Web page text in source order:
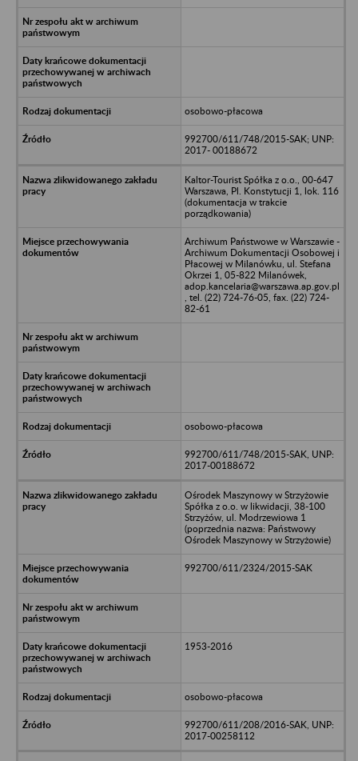
osobowo-płacowa
992700/611/748/2015-SAK; UNP:
2017- 00188672
Kaltor-Tourist Spółka z o.o., 00-647
Warszawa, Pl. Konstytucji 1, lok. 116
(dokumentacja w trakcie
porządkowania)
Archiwum Państwowe w Warszawie -
Archiwum Dokumentacji Osobowej i
Płacowej w Milanówku, ul. Stefana
Okrzei 1, 05-822 Milanówek,
adop.kancelaria@warszawa.ap.gov.pl
, tel. (22) 724-76-05, fax. (22) 724-
82-61
osobowo-płacowa
992700/611/748/2015-SAK, UNP:
2017-00188672
Ośrodek Maszynowy w Strzyżowie
Spółka z o.o. w likwidacji, 38-100
Strzyżów, ul. Modrzewiowa 1
(poprzednia nazwa: Państwowy
Ośrodek Maszynowy w Strzyżowie)
992700/611/2324/2015-SAK
1953-2016
osobowo-płacowa
992700/611/208/2016-SAK, UNP:
2017-00258112